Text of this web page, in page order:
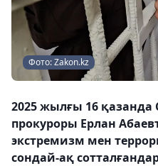
Фото: Zakon.kz
2025 жылғы 16
прокуроры Ерлан
экстремизм мен
сондай-ақ